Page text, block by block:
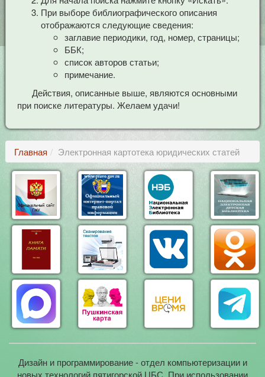
При выборе библиографического описания
отображаются следующие сведения:
заглавие периодики, год, номер, страницы;
ББК;
список авторов статьи;
примечание.
Действия, описанные выше, являются основными
при поиске литературы. Желаем удачи!
Главная Электронная картотека юридических статей
Дизайн и программирование - отдел компьютеризации и